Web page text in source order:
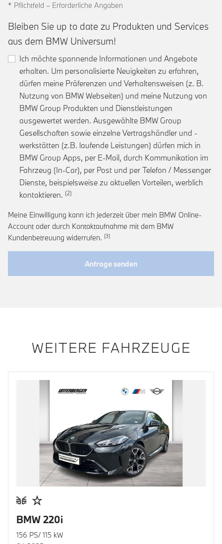
* Pflichtfeld – Erforderliche Angaben
Bleiben Sie up to date zu Produkten und Services
aus dem BMW Universum!
Ich möchte spannende Informationen und Angebote
erhalten. Um personalisierte Neuigkeiten zu erfahren,
dürfen meine Präferenzen und Verhaltensweisen (z. B.
Nutzung von BMW Webseiten) und meine Nutzung von
BMW Group Produkten und Dienstleistungen
ausgewertet werden. Ausgewählte BMW Group
Gesellschaften sowie einzelne Vertragshändler und -
werkstätten (z.B. laufende Leistungen) dürfen mich in
BMW Group Apps, per E-Mail, durch Kommunikation im
Fahrzeug (In-Car), per Post und per Telefon / Messenger
Dienste, beispielsweise zu aktuellen Vorteilen, werblich
kontaktieren. Link zur Fußnote: Einwilligung zur
Meine Einwilligung kann ich jederzeit über mein BMW Online-
Account oder durch Kontaktaufnahme mit dem BMW
Kundenbetreuung widerrufen. Link zur Fußnote: Widerruf der
Anfrage senden
WEITERE FAHRZEUGE
BMW 220i
156 PS/ 115 kW